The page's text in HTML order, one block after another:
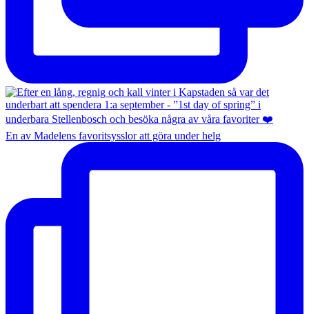
En av Madelens favoritsysslor att göra under helg